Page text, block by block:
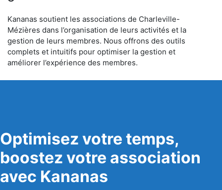
Kananas soutient les associations de Charleville-
Mézières dans l’organisation de leurs activités et la
gestion de leurs membres. Nous offrons des outils
complets et intuitifs pour optimiser la gestion et
améliorer l’expérience des membres.
Optimisez votre temps,
boostez votre association
avec Kananas